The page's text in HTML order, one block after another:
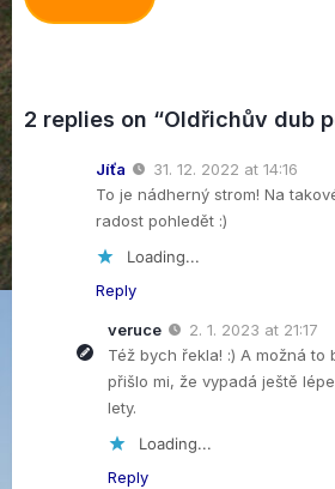
2 replies on “Oldřichův dub
Jíťa
31. 12. 2022 at 14:16
To je nádherný strom! Na
radost pohledět :)
Loading...
Reply
veruce
2. 1. 2023 at 21:17
Též bych řekla! :) A možná to
přišlo mi, že vypadá ještě
lety.
Loading...
Reply